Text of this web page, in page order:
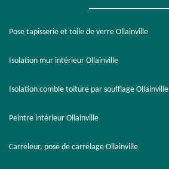
Pose tapisserie et toile de verre Ollainville
Isolation mur intérieur Ollainville
Isolation comble toiture par soufflage Ollainville
Peintre intérieur Ollainville
Carreleur, pose de carrelage Ollainville